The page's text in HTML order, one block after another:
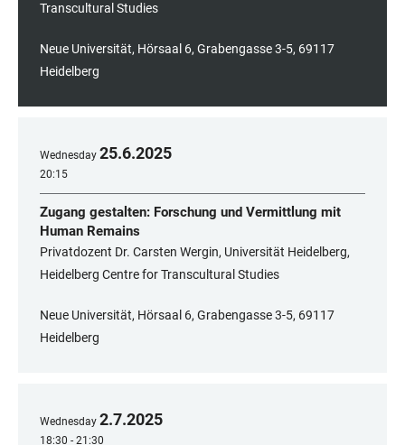
Transcultural Studies
Neue Universität, Hörsaal 6, Grabengasse 3-5, 69117
Heidelberg
Wednesday 25.6.2025
20:15
Zugang gestalten: Forschung und Vermittlung mit
Human Remains
Privatdozent Dr. Carsten Wergin, Universität Heidelberg,
Heidelberg Centre for Transcultural Studies
Neue Universität, Hörsaal 6, Grabengasse 3-5, 69117
Heidelberg
Wednesday 2.7.2025
18:30 - 21:30